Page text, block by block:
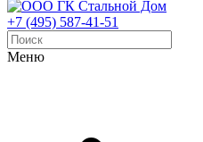
+7 (495) 587-41-51
Меню